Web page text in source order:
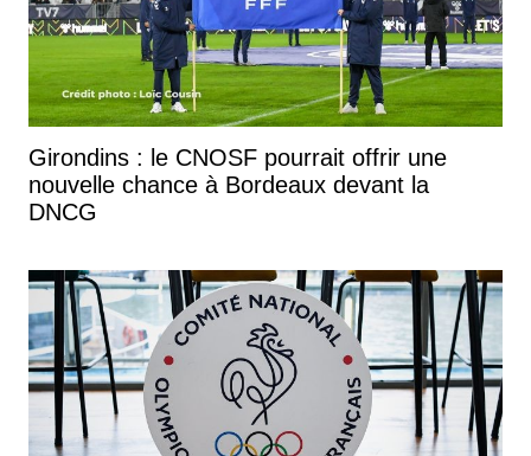
Girondins : le CNOSF pourrait offrir une
nouvelle chance à Bordeaux devant la
DNCG